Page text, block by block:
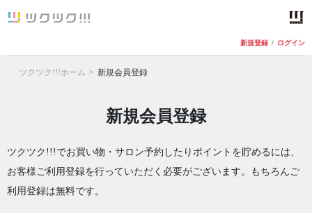
新規登録 / ログイン
ツクツク!!!ホーム 新規会員登録
新規会員登録
ツクツク!!!でお買い物・サロン予約したりポイントを貯めるには、
お客様ご利用登録を行っていただく必要がございます。もちろんご
利用登録は無料です。